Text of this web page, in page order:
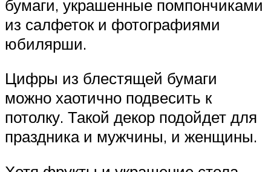
бумаги, украшенные помпончиками
из салфеток и фотографиями
юбилярши.
Цифры из блестящей бумаги
можно хаотично подвесить к
потолку. Такой декор подойдет для
праздника и мужчины, и женщины.